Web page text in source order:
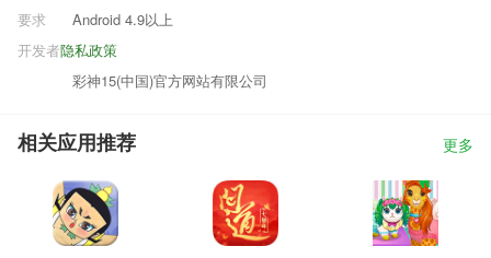
要求
Android 4.9以上
隐私政策
开发者
彩神15(中国)官方网站有限公司
相关应用推荐 更多